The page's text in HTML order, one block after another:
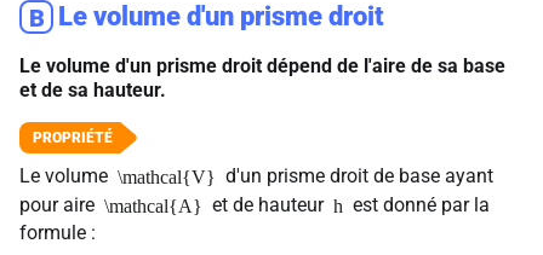
B Le volume d'un prisme droit
Le volume d'un prisme droit dépend de l'aire de sa base
et de sa hauteur.
Le volume \mathcal{V} d'un prisme droit de base ayant
pour aire \mathcal{A} et de hauteur h est donné par la
formule :